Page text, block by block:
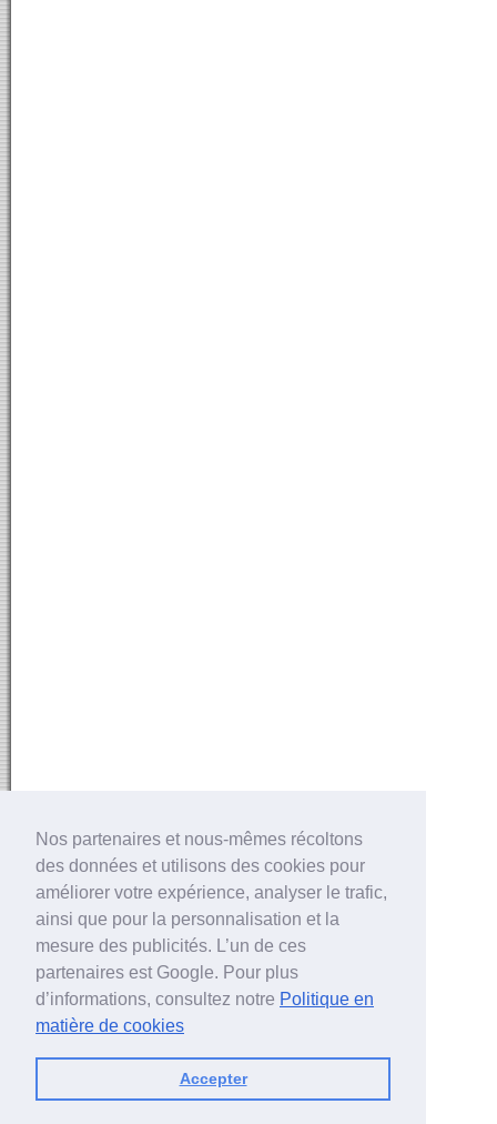
Nos partenaires et nous-mêmes récoltons
des données et utilisons des cookies pour
améliorer votre expérience, analyser le trafic,
ainsi que pour la personnalisation et la
mesure des publicités. L’un de ces
partenaires est Google. Pour plus
d’informations, consultez notre Politique en
matière de cookies
Accepter